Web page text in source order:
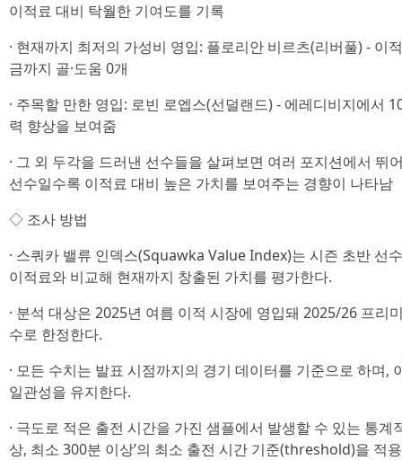
이적료 대비 탁월한 기여도를 기록
· 현재까지 최저의 가성비 영입: 플로리안 비르츠(리버풀) - 이
금까지 골·도움 0개
· 주목할 만한 영입: 로빈 로엡스(선덜랜드) - 에레디비지에서
력 향상을 보여줌
· 그 외 두각을 드러낸 선수들을 살펴보면 여러 포지션에서 뛰
선수일수록 이적료 대비 높은 가치를 보여주는 경향이 나타남
◇ 조사 방법
· 스쿼카 밸류 인덱스(Squawka Value Index)는 시즌 초반 선
이적료와 비교해 현재까지 창출된 가치를 평가한다.
· 분석 대상은 2025년 여름 이적 시장에 영입돼 2025/26 프리
수로 한정한다.
· 모든 수치는 발표 시점까지의 경기 데이터를 기준으로 하며,
일관성을 유지한다.
· 극도로 적은 출전 시간을 가진 샘플에서 발생할 수 있는 통계
상, 최소 300분 이상’의 최소 출전 시간 기준(threshold)을 적